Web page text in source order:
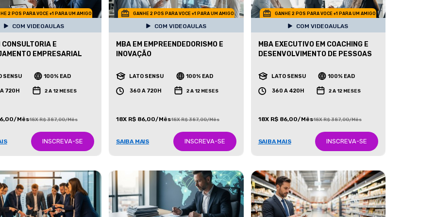
2 POS PARA VOCE +1 PARA UM AMIGO
COM VIDEOAULAS
CONSULTORIA E
EMPRESARIAL
SENSU 100% EAD
720H 2 A 12 MESES
Mês18X R$ 387,00/Mês
INSCREVA-SE
GANHE 2 POS PARA VOCE +1 PARA UM AMIGO
COM VIDEOAULAS
MBA EM EMPREENDEDORISMO E
INOVAÇÃO
LATO SENSU 100% EAD
360 A 720H 2 A 12 MESES
18X R$ 86,00/Mês18X R$ 387,00/Mês
SAIBA MAIS INSCREVA-SE
GANHE 2 POS PARA VOCE +1 PARA UM AMIGO
COM VIDEOAULAS
MBA EXECUTIVO EM COACHING E
DESENVOLVIMENTO DE PESSOAS
LATO SENSU 100% EAD
360 A 420H 2 A 12 MESES
18X R$ 86,00/Mês18X R$ 387,00/Mês
SAIBA MAIS INSCREVA-SE